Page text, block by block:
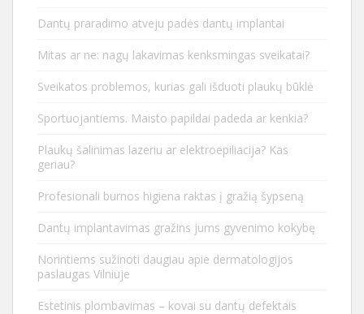
Dantų praradimo atveju padės dantų implantai
Mitas ar ne: nagų lakavimas kenksmingas sveikatai?
Sveikatos problemos, kurias gali išduoti plaukų būklė
Sportuojantiems. Maisto papildai padeda ar kenkia?
Plaukų šalinimas lazeriu ar elektroepiliacija? Kas
geriau?
Profesionali burnos higiena raktas į gražią šypseną
Dantų implantavimas gražins jums gyvenimo kokybę
Norintiems sužinoti daugiau apie dermatologijos
paslaugas Vilniuje
Estetinis plombavimas – kovai su dantų defektais